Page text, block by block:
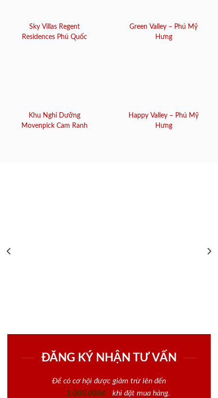
Sky Villas Regent
Residences Phú Quốc
Green Valley – Phú Mỹ
Hưng
Khu Nghỉ Dưỡng
Movenpick Cam Ranh
Happy Valley – Phú Mỹ
Hưng
ĐĂNG KÝ NHẬN TƯ VẤN
Để có cơ hội được giảm trừ lên đến
1.000.000đ
khi đặt mua hàng.